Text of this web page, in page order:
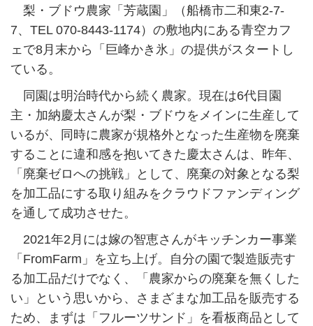
梨・ブドウ農家「芳蔵園」（船橋市二和東2-7-
7、TEL 070-8443-1174）の敷地内にある青空カフ
ェで8月末から「巨峰かき氷」の提供がスタートし
ている。
同園は明治時代から続く農家。現在は6代目園
主・加納慶太さんが梨・ブドウをメインに生産して
いるが、同時に農家が規格外となった生産物を廃棄
することに違和感を抱いてきた慶太さんは、昨年、
「廃棄ゼロへの挑戦」として、廃棄の対象となる梨
を加工品にする取り組みをクラウドファンディング
を通して成功させた。
2021年2月には嫁の智恵さんがキッチンカー事業
「FromFarm」を立ち上げ。自分の園で製造販売す
る加工品だけでなく、「農家からの廃棄を無くした
い」という思いから、さまざまな加工品を販売する
ため、まずは「フルーツサンド」を看板商品として